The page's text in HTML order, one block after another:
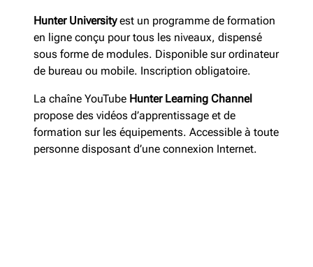
Hunter Universityest un programme de formation
en ligne conçu pour tous les niveaux, dispensé
sous forme de modules. Disponible sur ordinateur
de bureau ou mobile. Inscription obligatoire.
La chaîne YouTube Hunter Learning Channel
propose des vidéos d’apprentissage et de
formation sur les équipements. Accessible à toute
personne disposant d’une connexion Internet.